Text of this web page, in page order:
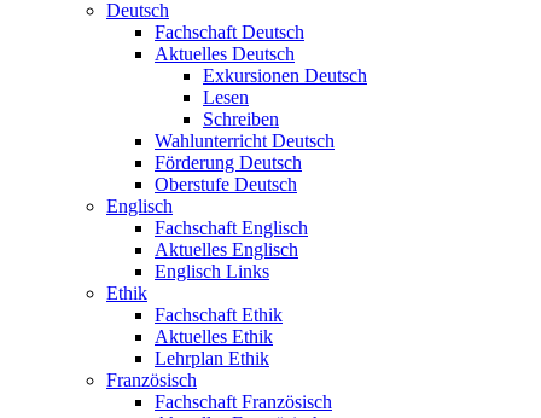
Deutsch
Fachschaft Deutsch
Aktuelles Deutsch
Exkursionen Deutsch
Lesen
Schreiben
Wahlunterricht Deutsch
Förderung Deutsch
Oberstufe Deutsch
Englisch
Fachschaft Englisch
Aktuelles Englisch
Englisch Links
Ethik
Fachschaft Ethik
Aktuelles Ethik
Lehrplan Ethik
Französisch
Fachschaft Französisch